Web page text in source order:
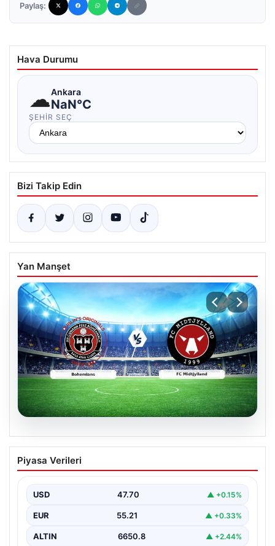
Paylaş:
Hava Durumu
☁Ankara
NaN°C
ŞEHIR SEÇ
Bizi Takip Edin
Yan Manşet
06.08.2026
CANLI | Bohemians – FC Midtjylland
Maç Önizlemesi ve Detayları
yaşanıyor. Bohemians ile FC Midtjylland, 06 Ağustos
2026…
Piyasa Verileri
USD 47.70 ▲ +0.15%
EUR 55.21 ▲ +0.33%
ALTIN 6650.8 ▲ +2.44%